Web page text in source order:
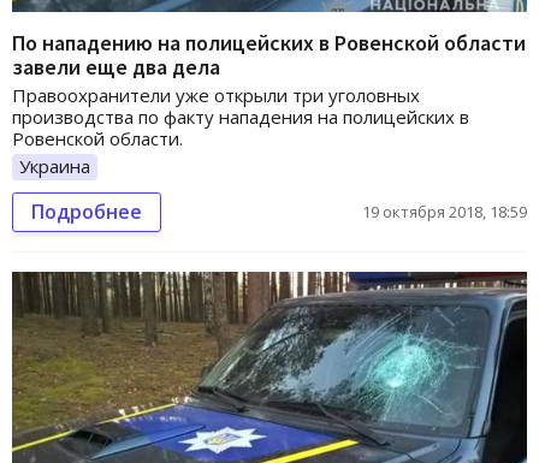
По нападению на полицейских в Ровенской области
завели еще два дела
Правоохранители уже открыли три уголовных
производства по факту нападения на полицейских в
Ровенской области.
Украина
Подробнее 19 октября 2018, 18:59